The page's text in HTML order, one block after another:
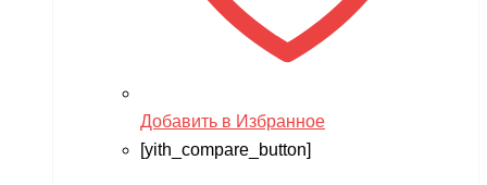
Добавить в Избранное
[yith_compare_button]